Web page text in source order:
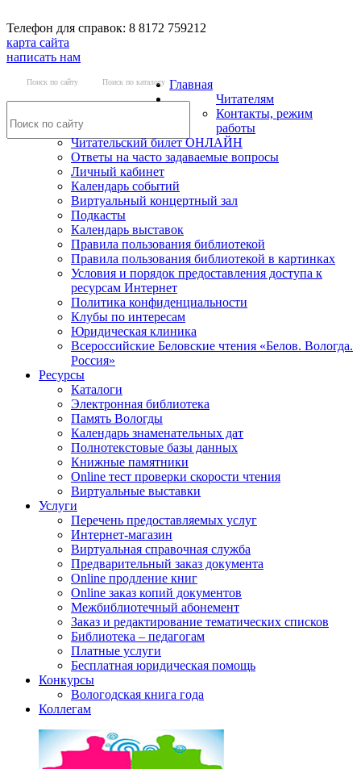
Телефон для справок: 8 8172 759212
карта сайта
написать нам
Поиск по сайту Поиск по каталогу Главная
Читателям
Контакты, режим
работы
Читательский билет ОНЛАЙН
Ответы на часто задаваемые вопросы
Личный кабинет
Календарь событий
Виртуальный концертный зал
Подкасты
Календарь выставок
Правила пользования библиотекой
Правила пользования библиотекой в картинках
Условия и порядок предоставления доступа к
ресурсам Интернет
Политика конфиденциальности
Клубы по интересам
Юридическая клиника
Всероссийские Беловские чтения «Белов. Вологда.
Россия»
Ресурсы
Каталоги
Электронная библиотека
Память Вологды
Календарь знаменательных дат
Полнотекстовые базы данных
Книжные памятники
Online тест проверки скорости чтения
Виртуальные выставки
Услуги
Перечень предоставляемых услуг
Интернет-магазин
Виртуальная справочная служба
Предварительный заказ документа
Online продление книг
Online заказ копий документов
Межбиблиотечный абонемент
Заказ и редактирование тематических списков
Библиотека – педагогам
Платные услуги
Бесплатная юридическая помощь
Конкурсы
Вологодская книга года
Коллегам